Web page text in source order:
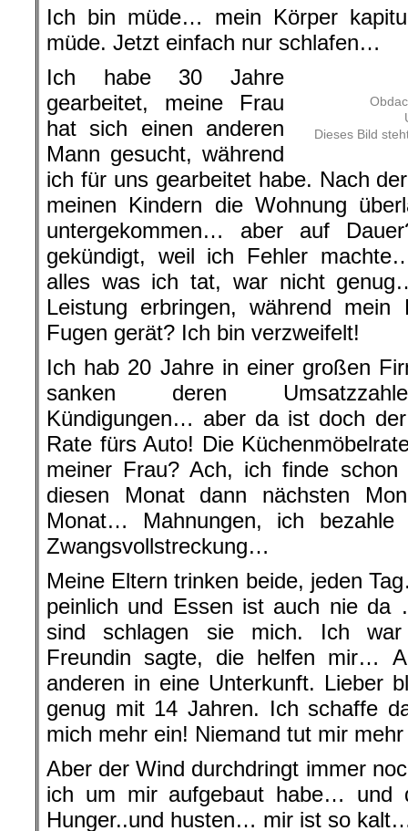
Ich bin müde… mein Körper
müde. Jetzt einfach nur schlafen…
Dieses Bild
Ich habe 30 Jahre
gearbeitet, meine Frau
hat sich einen anderen
Mann gesucht, während
ich für uns gearbeitet habe. Nach
meinen Kindern die Wohnung
untergekommen… aber auf
gekündigt, weil ich Fehler
alles was ich tat, war nicht
Leistung erbringen, während
Fugen gerät? Ich bin verzweifelt!
Ich hab 20 Jahre in einer großen
sanken deren
Kündigungen… aber da ist doch
Rate fürs Auto! Die
meiner Frau? Ach, ich finde
diesen Monat dann nächsten
Monat… Mahnungen, ich
Zwangsvollstreckung…
Meine Eltern trinken beide, jeden
peinlich und Essen ist auch nie
sind schlagen sie mich. Ich
Freundin sagte, die helfen mir…
anderen in eine Unterkunft. Lieber
genug mit 14 Jahren. Ich schaffe
mich mehr ein! Niemand tut mir
Aber der Wind durchdringt immer
ich um mir aufgebaut habe… und
Hunger..und husten… mir ist so